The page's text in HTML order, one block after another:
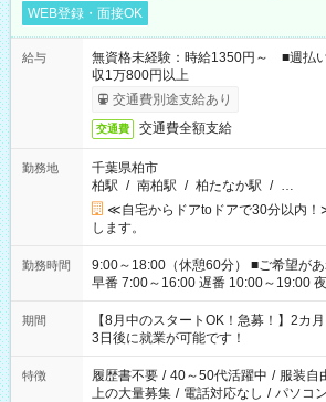
WEB登録・面接OK
給与
無資格未経験：時給1350円～ ■週
収1万800円以上
交通費別途支給あり
交通費 交通費全額支給
勤務地
千葉県柏市
柏駅 / 南柏駅 / 柏たなか駅 / …
≪自宅からドアtoドアで30分以内
します。
勤務時間
9:00～18:00（休憩60分） ■ご希望があれば下記シフトもOK！
早番 7:00～16:00 遅番 10:00～19:00 夜勤
と休みを合わせたい」 「余裕を持って
「できれば残業はしたくない」 など
ね。 ※Wワーク希望の方へ 今ご覧のお仕事で希望する勤務時間
と、もう1つのお仕事の勤務時間。 合
合は応募できません。
期間
【8月中のスタートOK！急募！】2カ
3日後に就業が可能です！
特徴 履歴書不要 / 40～50代活躍中 / 服装自
上の大量募集 / 電話対応なし / パソコ